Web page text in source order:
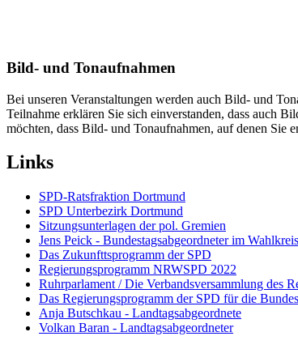
Bild- und Tonaufnahmen
Bei unseren Veranstaltungen werden auch Bild- und
Teilnahme erklären Sie sich einverstanden, dass auch
möchten, dass Bild- und Tonaufnahmen, auf denen Sie
Links
SPD-Ratsfraktion Dortmund
SPD Unterbezirk Dortmund
Sitzungsunterlagen der pol. Gremien
Jens Peick - Bundestagsabgeordneter im
Das Zukunfttsprogramm der SPD
Regierungsprogramm NRWSPD 2022
Ruhrparlament / Die Verbandsversammlung des
Das Regierungsprogramm der SPD für die
Anja Butschkau - Landtagsabgeordnete
Volkan Baran - Landtagsabgeordneter